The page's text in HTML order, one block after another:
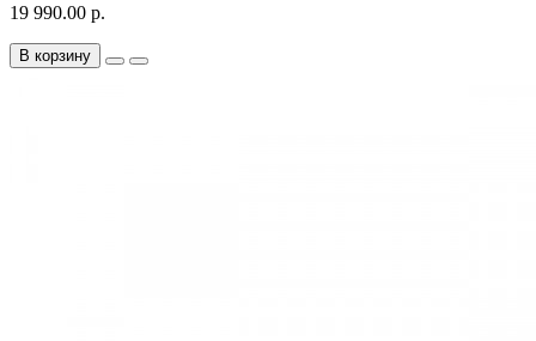
19 990.00 р.
В корзину